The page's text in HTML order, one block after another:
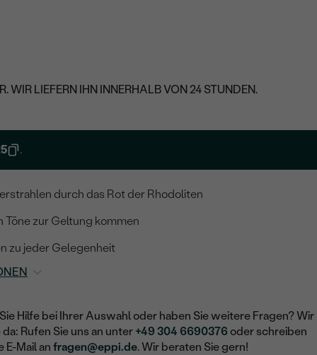
WIR LIEFERN IHN INNERHALB VON 24 STUNDEN.
.
durch das Rot der Rhodoliten
Töne zur Geltung kommen
zu jeder Gelegenheit
Hilfe bei Ihrer Auswahl oder haben Sie weitere Fragen? Wir
Rufen Sie uns an unter +49 304 6690376 oder schreiben
E-Mail anfragen@eppi.de. Wir beraten Sie gern!